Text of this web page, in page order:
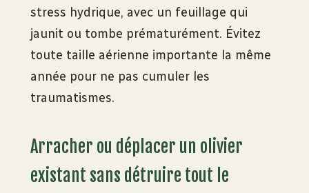
stress hydrique, avec un feuillage qui
jaunit ou tombe prématurément. Évitez
toute taille aérienne importante la même
année pour ne pas cumuler les
traumatismes.
Arracher ou déplacer un olivier
existant sans détruire tout le